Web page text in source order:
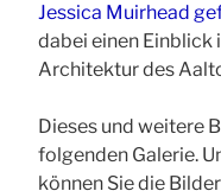
Jessica Muirhead
dabei einen Einblick
Architektur des
Dieses und weitere
folgenden Galerie.
können Sie die